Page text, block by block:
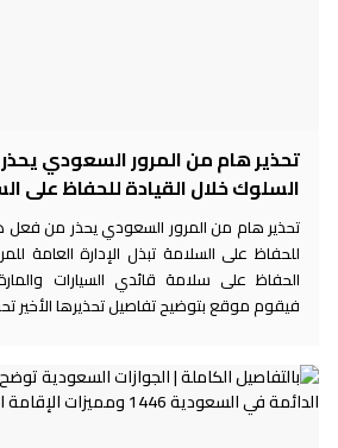
تحذير هام من المرور السعودي
السلوك خلال القيادة للحفاظ على
تحذير هام من المرور السعودي يحذر من فعل
للحفاظ على السلامة تبذل الإدارة العامة
الحفاظ على سلامة قائدي السيارات
فيقوم موقع بتوضيح تفاصيل تحذيرها الأخير